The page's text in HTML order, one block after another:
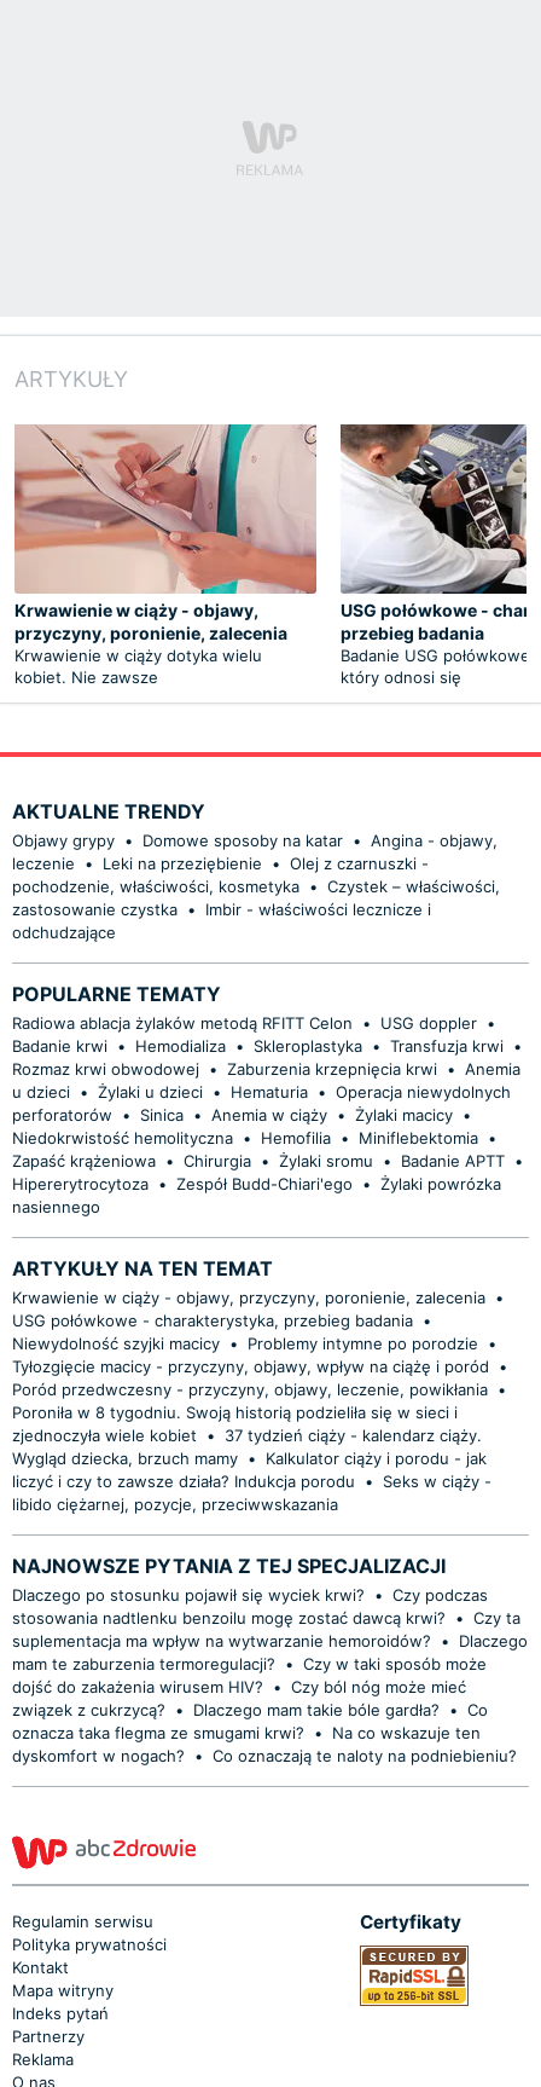
ARTYKUŁY
Krwawienie w ciąży - objawy,
przyczyny, poronienie, zalecenia
Krwawienie w ciąży dotyka wielu
kobiet. Nie zawsze
USG połówkowe -
przebieg badania
Badanie USG połówkowe
który odnosi się
AKTUALNE TRENDY
Objawy grypy • Domowe sposoby na katar • Angina - objawy,
leczenie
• Leki na przeziębienie • Olej z czarnuszki -
pochodzenie, właściwości, kosmetyka • Czystek – właściwości,
zastosowanie czystka •
Imbir - właściwości lecznicze i
odchudzające
POPULARNE TEMATY
Radiowa ablacja żylaków metodą RFITT Celon • USG doppler •
Badanie krwi • Hemodializa • Skleroplastyka • Transfuzja krwi •
Rozmaz krwi obwodowej • Zaburzenia krzepnięcia krwi • Anemia
u dzieci • Żylaki u dzieci • Hematuria • Operacja niewydolnych
perforatorów
• Sinica • Anemia w ciąży • Żylaki macicy •
Niedokrwistość hemolityczna • Hemofilia • Miniflebektomia •
Zapaść krążeniowa • Chirurgia • Żylaki sromu • Badanie APTT •
Hipererytrocytoza • Zespół Budd-Chiari'ego • Żylaki powrózka
nasiennego
ARTYKUŁY NA TEN TEMAT
Krwawienie w ciąży - objawy, przyczyny, poronienie, zalecenia •
USG połówkowe - charakterystyka, przebieg badania •
Niewydolność szyjki macicy • Problemy intymne po porodzie
•
Tyłozgięcie macicy - przyczyny, objawy, wpływ na ciążę i poród
•
Poród przedwczesny - przyczyny, objawy, leczenie, powikłania •
Poroniła w 8 tygodniu. Swoją historią podzieliła się w sieci i
zjednoczyła wiele kobiet
•
37 tydzień ciąży - kalendarz ciąży.
Wygląd dziecka, brzuch mamy •
Kalkulator ciąży i porodu - jak
liczyć i czy to zawsze działa? Indukcja porodu
•
Seks w ciąży -
libido ciężarnej, pozycje, przeciwwskazania
NAJNOWSZE PYTANIA Z TEJ SPECJALIZACJI
Dlaczego po stosunku pojawił się wyciek krwi? • Czy podczas
stosowania nadtlenku benzoilu mogę zostać dawcą krwi?
• Czy ta
suplementacja ma wpływ na wytwarzanie hemoroidów?
•
Dlaczego
mam te zaburzenia termoregulacji?
• Czy w taki sposób może
dojść do zakażenia wirusem HIV?
• Czy ból nóg może mieć
związek z cukrzycą?
• Dlaczego mam takie bóle gardła? • Co
oznacza taka flegma ze smugami krwi?
•
Na co wskazuje ten
dyskomfort w nogach?
• Co oznaczają te naloty na podniebieniu?
Regulamin serwisu
Polityka prywatności
Kontakt
Mapa witryny
Indeks pytań
Partnerzy
Reklama
O nas
Certyfikaty